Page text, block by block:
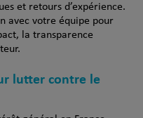
et retours d’expérience.
avec votre équipe pour
la transparence
lutter contre le